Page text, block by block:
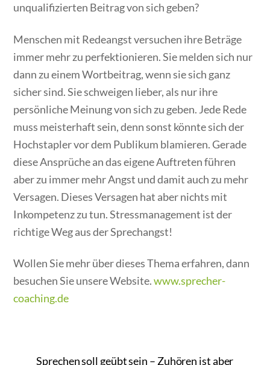
unqualifizierten Beitrag von sich geben?
Menschen mit Redeangst versuchen ihre Beträge
immer mehr zu perfektionieren. Sie melden sich nur
dann zu einem Wortbeitrag, wenn sie sich ganz
sicher sind. Sie schweigen lieber, als nur ihre
persönliche Meinung von sich zu geben. Jede Rede
muss meisterhaft sein, denn sonst könnte sich der
Hochstapler vor dem Publikum blamieren. Gerade
diese Ansprüche an das eigene Auftreten führen
aber zu immer mehr Angst und damit auch zu mehr
Versagen. Dieses Versagen hat aber nichts mit
Inkompetenz zu tun. Stressmanagement ist der
richtige Weg aus der Sprechangst!
Wollen Sie mehr über dieses Thema erfahren, dann
besuchen Sie unsere Website.www.sprecher-
coaching.de
Sprechen soll geübt sein – Zuhören ist aber